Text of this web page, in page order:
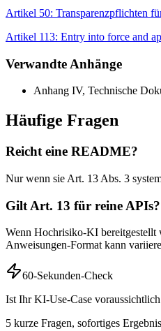
Artikel 50: Transparenzpflichten
Artikel 113: Entry into force and
Verwandte Anhänge
Anhang IV, Technische
Häufige Fragen
Reicht eine README?
Nur wenn sie Art. 13 Abs. 3
Gilt Art. 13 für reine APIs?
Wenn Hochrisiko-KI bereitgestellt
Anweisungen-Format kann
60-Sekunden-Check
Ist Ihr KI-Use-Case
5 kurze Fragen, sofortiges